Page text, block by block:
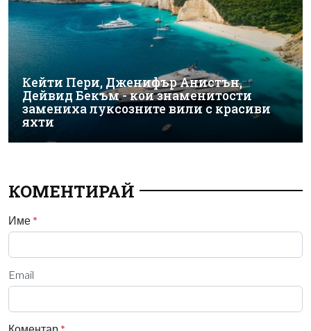
Кейти Пери, Дженифър Анистън,
Дейвид Бекъм - кои знаменитости
замениха луксозните вили с красиви
яхти
КОМЕНТИРАЙ
Име *
Email